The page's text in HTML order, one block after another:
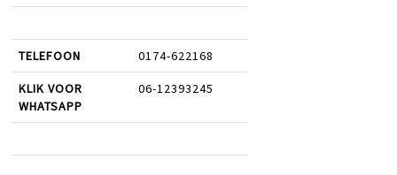
TELEFOON 0174-622168
KLIK VOOR
WHATSAPP
06-12393245